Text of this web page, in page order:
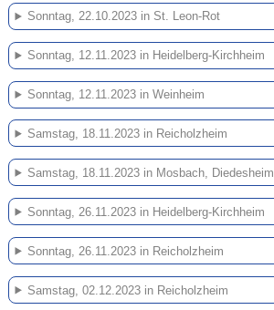
Sonntag, 22.10.2023 in St. Leon-Rot
Sonntag, 12.11.2023 in Heidelberg-Kirchheim
Sonntag, 12.11.2023 in Weinheim
Samstag, 18.11.2023 in Reicholzheim
Samstag, 18.11.2023 in Mosbach, Diedesheim
Sonntag, 26.11.2023 in Heidelberg-Kirchheim
Sonntag, 26.11.2023 in Reicholzheim
Samstag, 02.12.2023 in Reicholzheim